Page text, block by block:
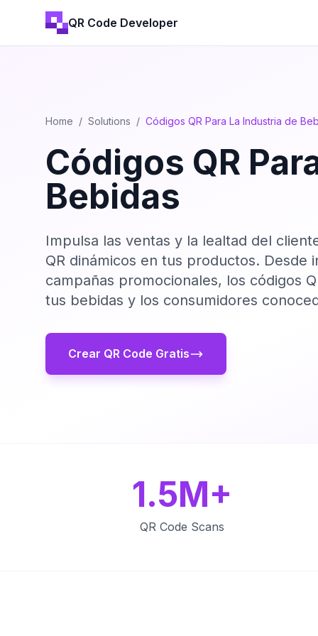
QR Code Developer
Home / Solutions / Códigos QR Para La Industria de
Códigos QR
Bebidas
Impulsa las ventas y la lealtad del
QR dinámicos en tus productos. Desde
campañas promocionales, los códigos
tus bebidas y los consumidores
Crear QR Code Gratis
1.5M+
QR Code Scans